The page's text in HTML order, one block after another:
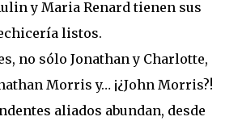
y Maria Renard tienen sus
listos.
no sólo Jonathan y Charlotte,
Morris y… ¡¿John Morris?!
aliados abundan, desde